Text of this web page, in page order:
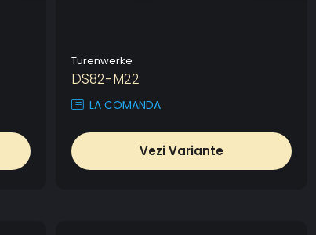
Turenwerke
DS82-M22
LA COMANDA
Vezi Variante